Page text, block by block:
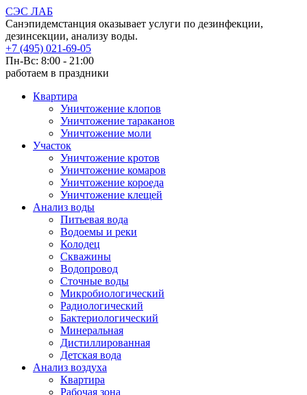
СЭС ЛАБ
Санэпидемстанция оказывает услуги по дезинфекции,
дезинсекции, анализу воды.
+7 (495) 021-69-05
Пн-Вс: 8:00 - 21:00
работаем в праздники
Квартира
Уничтожение клопов
Уничтожение тараканов
Уничтожение моли
Участок
Уничтожение кротов
Уничтожение комаров
Уничтожение короеда
Уничтожение клещей
Анализ воды
Питьевая вода
Водоемы и реки
Колодец
Скважины
Водопровод
Сточные воды
Микробиологический
Радиологический
Бактериологический
Минеральная
Дистиллированная
Детская вода
Анализ воздуха
Квартира
Рабочая зона